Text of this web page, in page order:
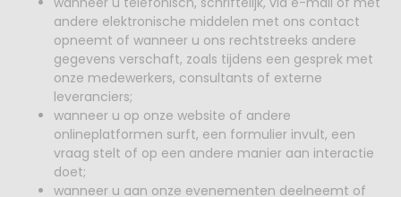
andere elektronische middelen met ons contact
opneemt of wanneer u ons rechtstreeks andere
gegevens verschaft, zoals tijdens een gesprek met
onze medewerkers, consultants of externe
leveranciers;
wanneer u op onze website of andere
onlineplatformen surft, een formulier invult, een
vraag stelt of op een andere manier aan interactie
doet;
wanneer u aan onze evenementen deelneemt of